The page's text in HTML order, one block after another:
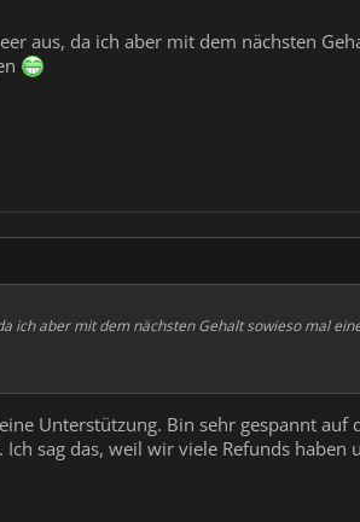
aus, da ich aber mit dem nächsten
ich aber mit dem nächsten Gehalt sowieso mal
Unterstützung. Bin sehr gespannt auf
sag das, weil wir viele Refunds